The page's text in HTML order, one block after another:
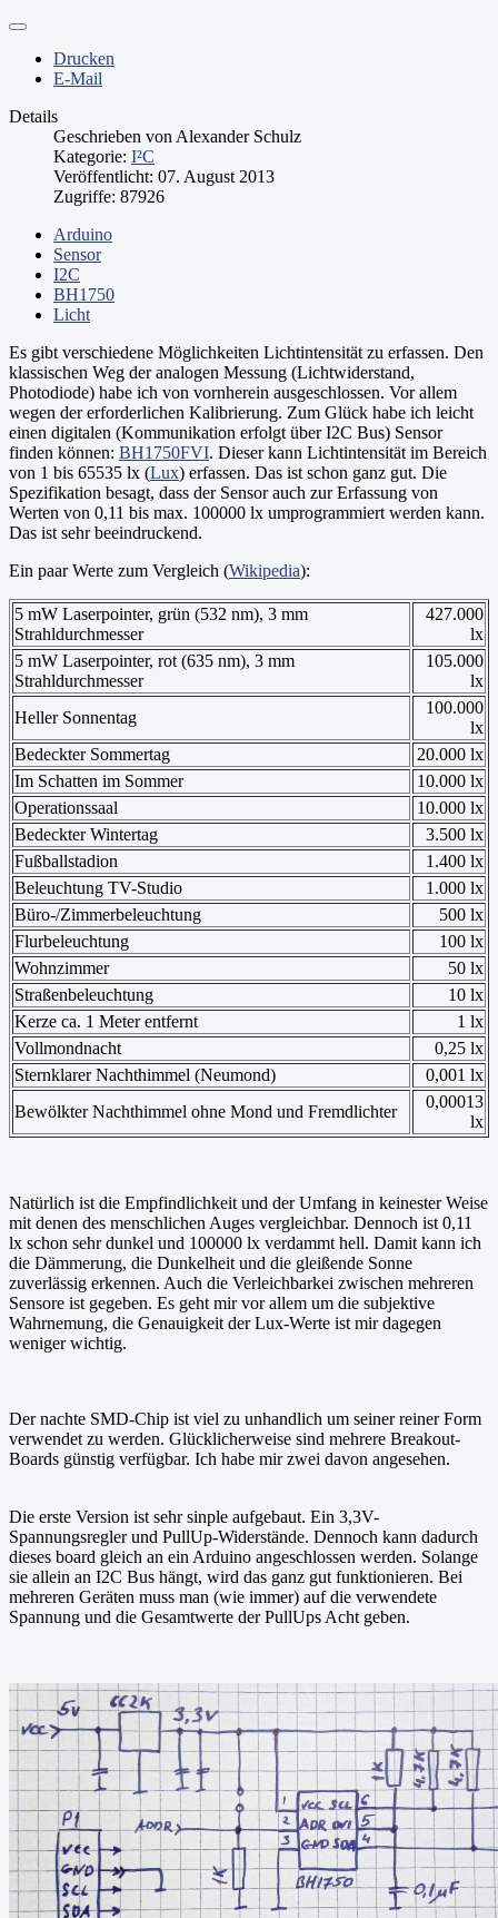
LiquidCrystal_I2C  lcd(0x20,16,2); //  I2C Addresse:
#define ECHO_PIN     10  // Arduino-Pin verbunden mit
#define MAX_DISTANCE 500 // Mxaimale beabsichtigte
NewPing sonar(TRIGGER_PIN, ECHO_PIN, MAX_DISTANCE);
void setup()
  // Display initialisieren
  lcd.init();
  lcd.backlight();
  lcd.print("Sonar v1.0");
  lcd.setCursor(0,1);
  lcd.print("Initializing...");
  delay(1000);
  lcd.clear();
{
// Ermittlung der Entfernung mittels Bildung eines
  unsigned int uS = sonar.ping_median(7);
  lcd.home();
  lcd.print("Dist: ");
lcd.print((float)uS / US_ROUNDTRIP_CM); // In cm
  lcd.print(" cm  ");
  delay(100);
Drucken
E-Mail
Details
Geschrieben von Alexander Schulz
Kategorie: I²C
Veröffentlicht: 07. August 2013
Zugriffe: 87926
Arduino
Sensor
I2C
BH1750
Licht
Es gibt verschiedene Möglichkeiten Lichtintensität zu erfassen. Den
klassischen Weg der analogen Messung (Lichtwiderstand,
Photodiode) habe ich von vornherein ausgeschlossen. Vor allem
wegen der erforderlichen Kalibrierung. Zum Glück habe ich leicht
einen digitalen (Kommunikation erfolgt über I2C Bus) Sensor
finden können: BH1750FVI. Dieser kann Lichtintensität im Bereich
von 1 bis 65535 lx (Lux) erfassen. Das ist schon ganz gut. Die
Spezifikation besagt, dass der Sensor auch zur Erfassung von
Werten von 0,11 bis max. 100000 lx umprogrammiert werden kann.
Das ist sehr beeindruckend.
Ein paar Werte zum Vergleich (Wikipedia):
5 mW Laserpointer, grün (532 nm), 3 mm
Strahldurchmesser
427.000
lx
5 mW Laserpointer, rot (635 nm), 3 mm
Strahldurchmesser
105.000
lx
Heller Sonnentag
100.000
lx
Bedeckter Sommertag
20.000 lx
Im Schatten im Sommer
10.000 lx
Operationssaal
10.000 lx
Bedeckter Wintertag
3.500 lx
Fußballstadion
1.400 lx
Beleuchtung TV-Studio
1.000 lx
Büro-/Zimmerbeleuchtung
500 lx
Flurbeleuchtung
100 lx
Wohnzimmer
50 lx
Straßenbeleuchtung
10 lx
Kerze ca. 1 Meter entfernt
1 lx
Vollmondnacht
0,25 lx
Sternklarer Nachthimmel (Neumond)
0,001 lx
Bewölkter Nachthimmel ohne Mond und Fremdlichter
0,00013
lx
Natürlich ist die Empfindlichkeit und der Umfang in keinester Weise
mit denen des menschlichen Auges vergleichbar. Dennoch ist 0,11
lx schon sehr dunkel und 100000 lx verdammt hell. Damit kann ich
die Dämmerung, die Dunkelheit und die gleißende Sonne
zuverlässig erkennen. Auch die Verleichbarkei zwischen mehreren
Sensore ist gegeben. Es geht mir vor allem um die subjektive
Wahrnemung, die Genauigkeit der Lux-Werte ist mir dagegen
weniger wichtig.
Der nachte SMD-Chip ist viel zu unhandlich um seiner reiner Form
verwendet zu werden. Glücklicherweise sind mehrere Breakout-
Boards günstig verfügbar. Ich habe mir zwei davon angesehen.
Die erste Version ist sehr sinple aufgebaut. Ein 3,3V-
Spannungsregler und PullUp-Widerstände. Dennoch kann dadurch
dieses board gleich an ein Arduino angeschlossen werden. Solange
sie allein an I2C Bus hängt, wird das ganz gut funktionieren. Bei
mehreren Geräten muss man (wie immer) auf die verwendete
Spannung und die Gesamtwerte der PullUps Acht geben.